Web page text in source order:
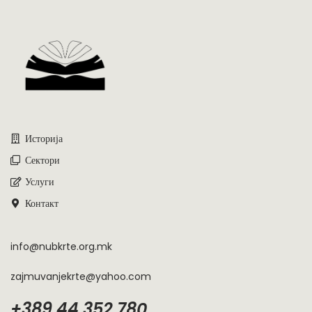
Историја
Сектори
Услуги
Контакт
info@nubkrte.org.mk
zajmuvanjekrte@yahoo.com